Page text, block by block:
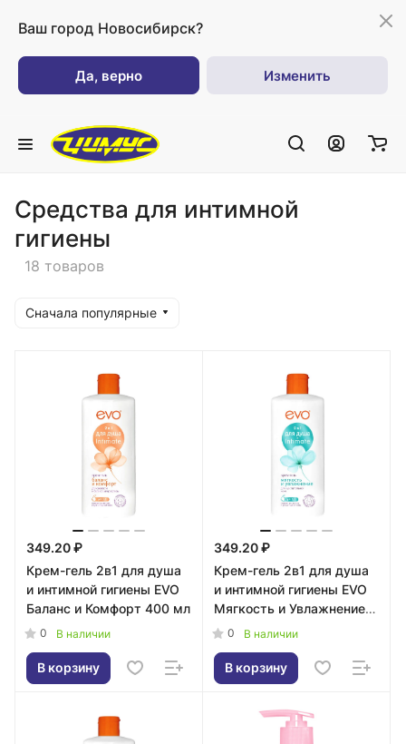
Ваш город Новосибирск?
Да, верно Изменить
Средства для интимной
гигиены
18 товаров
Сначала популярные
349.20 ₽
Крем-гель 2в1 для душа
и интимной гигиены EVO
Баланс и Комфорт 400 мл
0 В наличии
В корзину
349.20 ₽
Крем-гель 2в1 для душа
и интимной гигиены EVO
Мягкость и Увлажнение
400 мл
0 В наличии
В корзину